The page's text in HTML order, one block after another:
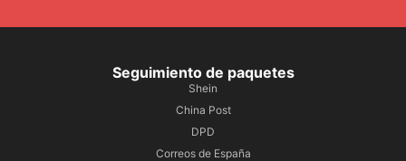
Seguimiento de paquetes
Shein
China Post
DPD
Correos de España